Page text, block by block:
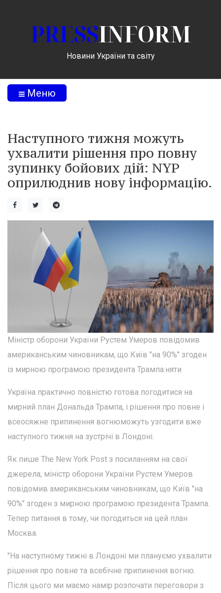
PRESSINFORM
Новини України та світу
Меню
Наступного тижня можуть
ухвалити рішення про повну
зупинку бойових дій: NYP
оприлюднив нову інформацію.
Міністр оборони України Рустем Умеров повідомив
американським чиновникам, що Київ "на 90%" згоден
із мирною програмою президента Трампа.няти
Україна практично повністю готова погодитися на
мирний план Дональда Трампа, і рішення про повне і
всеосяжне припинення вогнюможуть узгодити вже
наступного тижня на зустрічі в Лондоні.
Як пише The New York Post з посиланням на свої
джерела, міністр оборони України Рустем Умеров
повідомив американським чиновникам, що Київ "на
90%" згоден з мирною програмою президента Трампа.
Тепер питання в тому, чи погодиться на цей план
Москва.
"На наступному тижні в Лондоні ми плануємо ухвалити
рішення про повне та всебічне припинення вогню.
Після цього ми маємо намір розпочати переговори з